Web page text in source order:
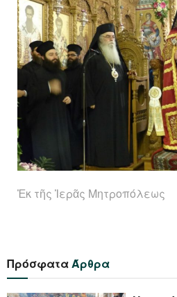
Ἐκ τῆς Ἱερᾶς Μητροπόλεως
ΠρόσφαταΆρθρα